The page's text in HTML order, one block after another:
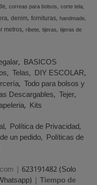
correas para bolsos corte tela
denim fornituras handmade
metros ribete tijeras tijeras de
BASICOS
Telas DIY ESCOLAR
Todo para bolsos y
Descargables Tejer
Kits
Política de Privacidad
un pedido Políticas de
| 623191482 (Solo
| Tiempo de